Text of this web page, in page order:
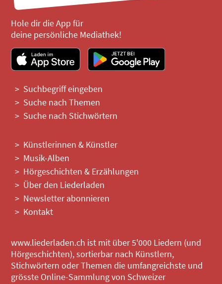
Hole dir die App für
deine persönliche Mediathek!
Suchbegriff eingeben
Suche nach Themen
Suche nach Stichwörtern
Künstlerinnen & Künstler
Musik-Alben
Hörgeschichten & Erzählungen
Über den Liederladen
Newsletter abonnieren
Kontakt
www.liederladen.ch ist mit über 5'000 Liedern (und
Hörgeschichten), sortierbar nach Künstlern,
Stichwörtern oder Themen die umfangreichste und
grösste Online-Sammlung von Schweizer